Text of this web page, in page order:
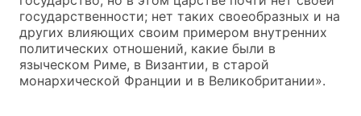
государственности; нет таких своеобразных и на
других влияющих своим примером внутренних
политических отношений, какие были в
языческом Риме, в Византии, в старой
монархической Франции и в Великобритании».